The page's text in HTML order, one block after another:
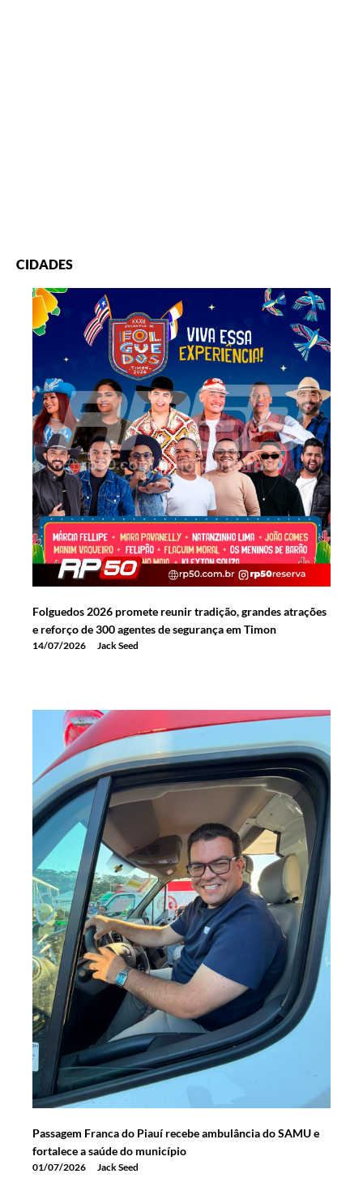
CIDADES
Folguedos 2026 promete reunir tradição, grandes atrações
e reforço de 300 agentes de segurança em Timon
14/07/2026 Jack Seed
Passagem Franca do Piauí recebe ambulância do SAMU e
fortalece a saúde do município
01/07/2026 Jack Seed